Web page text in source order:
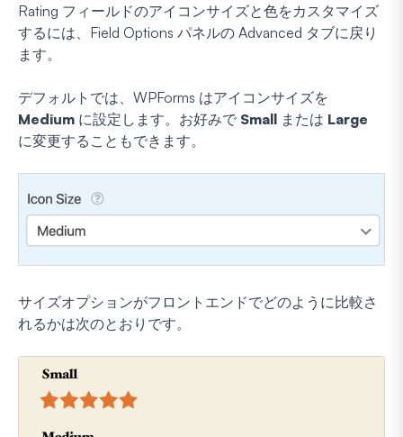
Rating フィールドのアイコンサイズと色をカスタマイズ
するには、Field Options パネルの Advanced タブに戻り
ます。
デフォルトでは、WPForms はアイコンサイズを
Medium に設定します。お好みで Small または Large
に変更することもできます。
サイズオプションがフロントエンドでどのように比較さ
れるかは次のとおりです。